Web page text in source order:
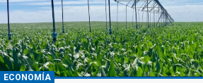
ECONOMÍA